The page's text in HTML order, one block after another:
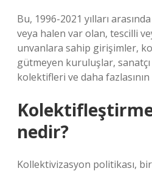
Bu, 1996-2021 yılları
veya halen var olan, tescilli
unvanlara sahip girişimler,
gütmeyen kuruluşlar, sanatçı
kolektifleri ve daha
nedir?
Kollektivizasyon politikası,